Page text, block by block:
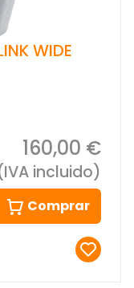
WIDE
160,00 €
incluido)
Comprar